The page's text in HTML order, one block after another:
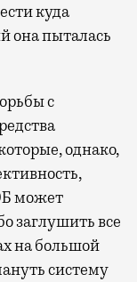
куда
она пыталась
с
однако,
может
заглушить все
на большой
систему